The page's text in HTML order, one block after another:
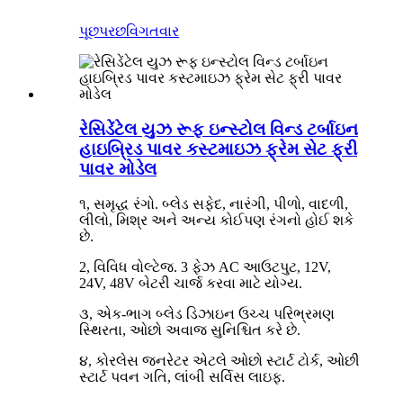
પૂછપરછવિગતવાર
રેસિડેંટેલ યુઝ રૂફ ઇન્સ્ટોલ વિન્ડ ટર્બાઇન
હાઇબ્રિડ પાવર કસ્ટમાઇઝ ફ્રેમ સેટ ફ્રી
પાવર મોડેલ
૧, સમૃદ્ધ રંગો. બ્લેડ સફેદ, નારંગી, પીળો, વાદળી,
લીલો, મિશ્ર અને અન્ય કોઈપણ રંગનો હોઈ શકે
છે.
2, વિવિધ વોલ્ટેજ. 3 ફેઝ AC આઉટપુટ, 12V,
24V, 48V બેટરી ચાર્જ કરવા માટે યોગ્ય.
૩, એક-ભાગ બ્લેડ ડિઝાઇન ઉચ્ચ પરિભ્રમણ
સ્થિરતા, ઓછો અવાજ સુનિશ્ચિત કરે છે.
૪, કોરલેસ જનરેટર એટલે ઓછો સ્ટાર્ટ ટોર્ક, ઓછી
સ્ટાર્ટ પવન ગતિ, લાંબી સર્વિસ લાઇફ.